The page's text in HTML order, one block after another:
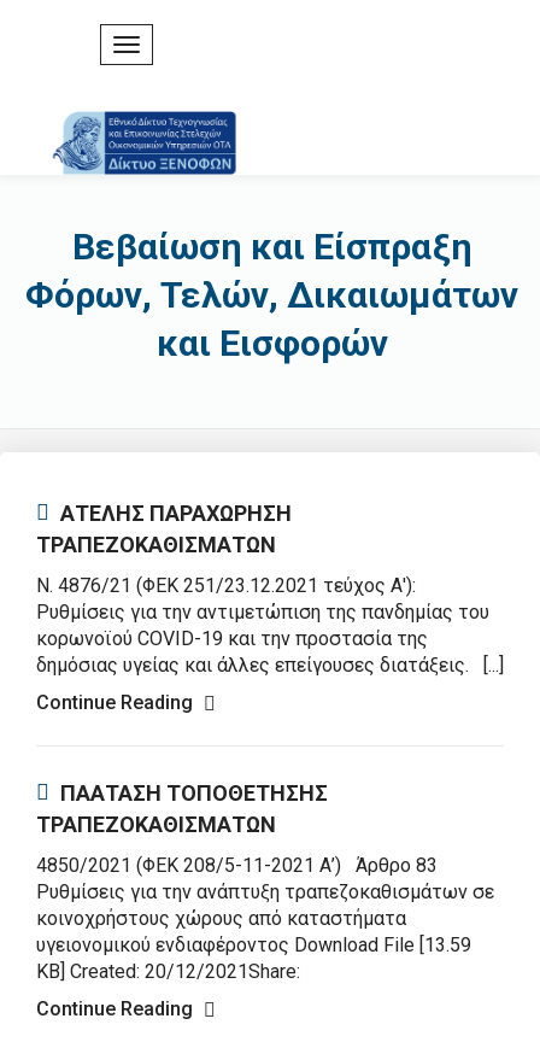
Βεβαίωση και Είσπραξη
Φόρων, Τελών, Δικαιωμάτων
και Εισφορών
ΑΤΕΛΗΣ ΠΑΡΑΧΩΡΗΣΗ
ΤΡΑΠΕΖΟΚΑΘΙΣΜΑΤΩΝ
Ν. 4876/21 (ΦΕΚ 251/23.12.2021 τεύχος Α'):
Ρυθμίσεις για την αντιμετώπιση της πανδημίας του
κορωνοϊού COVID-19 και την προστασία της
δημόσιας υγείας και άλλες επείγουσες διατάξεις. [...]
Continue Reading
ΠΑΑΤΑΣΗ ΤΟΠΟΘΕΤΗΣΗΣ
ΤΡΑΠΕΖΟΚΑΘΙΣΜΑΤΩΝ
4850/2021 (ΦΕΚ 208/5-11-2021 Α’) Άρθρο 83
Ρυθμίσεις για την ανάπτυξη τραπεζοκαθισμάτων σε
κοινοχρήστους χώρους από καταστήματα
υγειονομικού ενδιαφέροντος Download File [13.59
KB] Created: 20/12/2021Share:
Continue Reading